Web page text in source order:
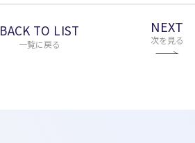
BACK TO LIST
一覧に戻る
NEXT
次を見る